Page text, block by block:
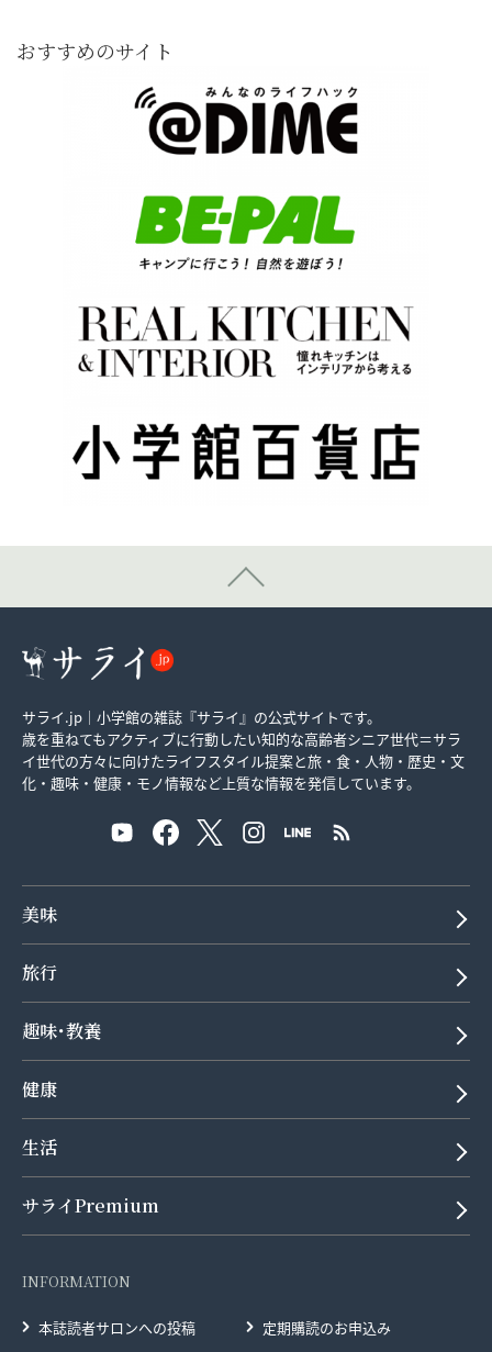
おすすめのサイト
サライ.jp｜小学館の雑誌『サライ』の公式サイトです。
歳を重ねてもアクティブに行動したい知的な高齢者シニア世代＝サラ
イ世代の方々に向けたライフスタイル提案と旅・食・人物・歴史・文
化・趣味・健康・モノ情報など上質な情報を発信しています。
美味
旅行
趣味･教養
健康
生活
サライPremium
INFORMATION
本誌読者サロンへの投稿 定期購読のお申込み